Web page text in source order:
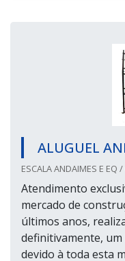
ALUGUEL
ESCALA ANDAIMES E EQ
Atendimento
mercado de
últimos anos,
definitivamente,
devido à toda esta